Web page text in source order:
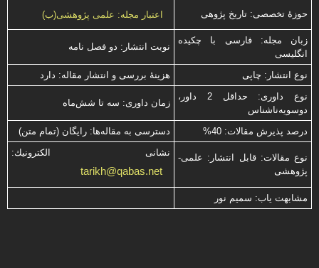
حوزۀ تخصصی: تاریخ پژوهی اعتبار مجله: علمی پژوهشی(ب)
زبان مجله: فارسی با چكیده
انگلیسی
نوبت انتشار: دو فصل نامه
نوع انتشار: چاپی
هزینۀ بررسی و انتشار مقاله: دارد
نوع داوری: حداقل 2 داور،
دوسویه‌ناشناس
زمان داوری: سه تا شش‌ماه
درصد پذیرش مقالات: 40% دسترسی به مقاله‌ها: رایگان (تمام متن)
نوع مقالات: قابل انتشار: علمی-
پژوهشی
نشانی الكترونیك:
tarikh@qabas.net
مشابهت ياب: سميم نور